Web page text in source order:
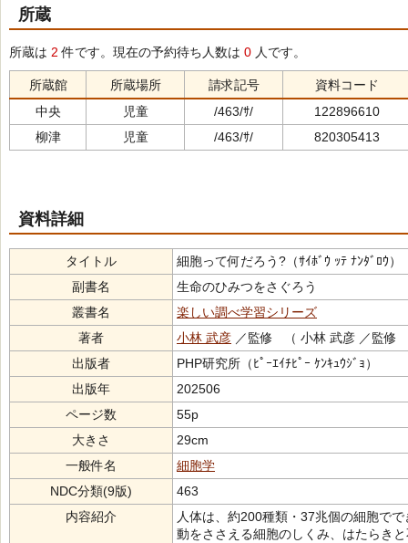
所蔵
所蔵は 2 件です。現在の予約待ち人数は 0 人です。
所蔵館 所蔵場所 請求記号
資料コード
中央
児童 /463/ｻ/
122896610
柳津
児童 /463/ｻ/ 820305413
資料詳細
タイトル
細胞って何だろう?（ｻｲﾎﾞｳ ｯﾃ ﾅﾝﾀﾞﾛｳ）
副書名
生命のひみつをさぐろう
叢書名
楽しい調べ学習シリーズ
著者
小林 武彦 ／監修 （ 小林 武彦 ／監修
出版者
PHP研究所（ﾋﾟｰｴｲﾁﾋﾟｰ ｹﾝｷｭｳｼﾞｮ）
出版年
202506
ページ数
55p
大きさ
29cm
一般件名
細胞学
NDC分類(9版)
463
内容紹介
人体は、約200種類・37兆個の細胞で
動をささえる細胞のしくみ、はたらき